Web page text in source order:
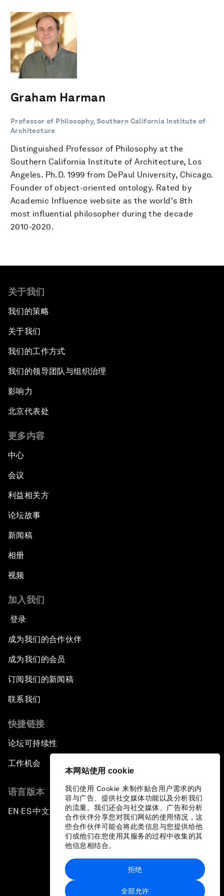
本网站使用 cookie
我们使用 Cookie 来制作贴合用户需求的内
容与广告、提供社交媒体功能以及分析我们
的流量。我们还会与社交媒体、广告和分析
合作伙伴分享您对我们网站的使用情况，这
些合作伙伴可能会将此类信息与您提供给他
们或他们在您使用其服务的过程中收集的其
他信息相结合。
全部允许
拒绝
Graham Harman
Professor of Philosophy, Southern California Institute of
Architecture
Distinguished Professor of Philosophy at the
Southern California Institute of Architecture, Los
Angeles. Ph.D. 1999 from DePaul University, Chicago.
Founder of object-oriented ontology. Rated by
Academic Influence website as the world's 8th
most influential philosopher during the decade
2010-2020.
关于我们
我们的策略
关于我们
我们的工作方式
我们的领导团队与组织治理
影响力
北京代表处
更多内容
中心
会议
利益相关方
论坛故事
新闻稿
相册
视频
加入我们
登录
成为我们的合作伙伴
成为我们的会员
订阅我们的新闻稿
联系我们
快捷链接
论坛可持续性
工作机会
语言版本
EN ▪ES▪中文▪ 日本語